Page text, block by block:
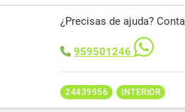
¿Precisas de ajuda?
959501246
24439956 INTERIOR